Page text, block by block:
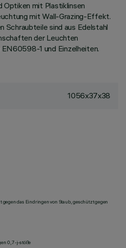
mit Plastiklinsen
mit Wall-Grazing-Effekt.
Schraubteile sind aus Edelstahl
der Leuchten
1 und Einzelheiten.
1056x37x38
das Eindringen von Staub, geschützt gegen
0,7-j-stöße